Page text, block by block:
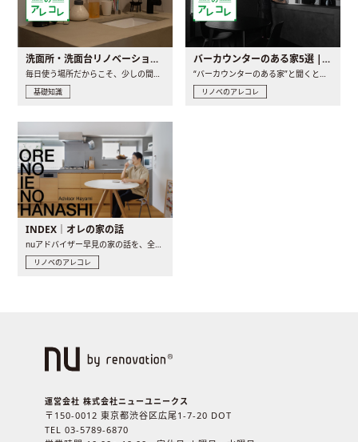
洗面所・洗面台リノベーションの事例と間取りアイデア
毎日使う場所だからこそ、少しの間取りの工夫や素材の選び方で..
基礎知識
バーカウンターのある家5選 | 日常に馴染む“距離の近い”キッチンとは
“バーカウンターのある家”と聞くと、少し特別な、大人のための..
リノベのアレコレ
INDEX｜オレの家の話
nuアドバイザー早見の家の話を、全4話でお届け。リノベーションを..
リノベのアレコレ
運営会社 株式会社ニューユニークス
〒150-0012 東京都渋谷区広尾1-7-20 DOT
TEL 03-5789-6870